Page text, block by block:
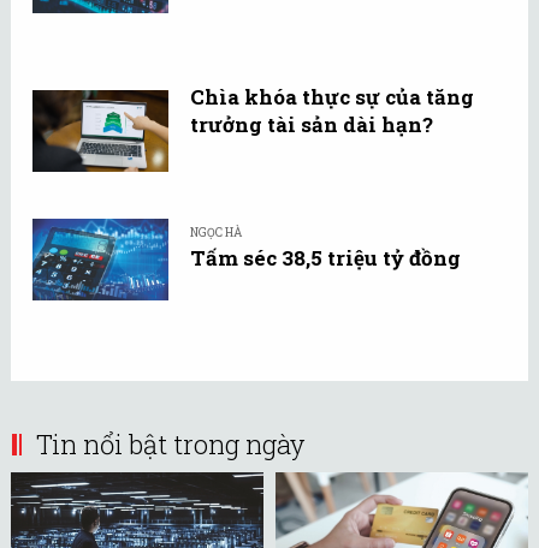
Chìa khóa thực sự của tăng
trưởng tài sản dài hạn?
NGỌC HÀ
Tấm séc 38,5 triệu tỷ đồng
Tin nổi bật trong ngày